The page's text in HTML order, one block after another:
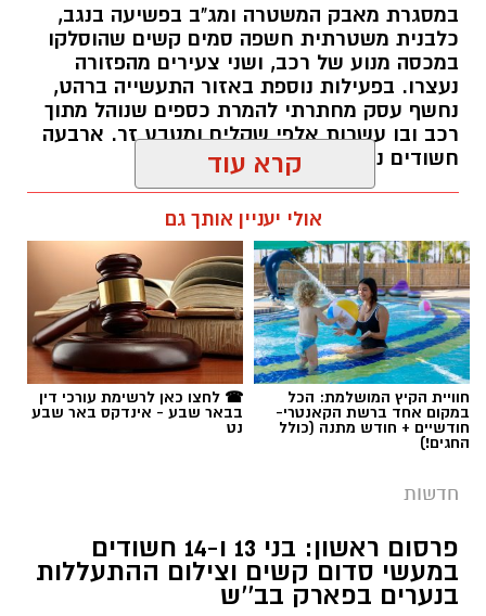
במסגרת מאבק המשטרה ומג"ב בפשיעה בנגב,
כלבנית משטרתית חשפה סמים קשים שהוסלקו
במכסה מנוע של רכב, ושני צעירים מהפזורה
נעצרו. בפעילות נוספת באזור התעשייה ברהט,
נחשף עסק מחתרתי להמרת כספים שנוהל מתוך
רכב ובו עשרות אלפי שקלים ומטבע זר. ארבעה
חשודים נעצרו בסך הכל.
תגים:משטרה
קרא עוד
אולי יעניין אותך גם
חוויית הקיץ המושלמת: הכל
במקום אחד ברשת הקאנטרי-
חודשיים + חודש מתנה (כולל
החגים!)
☎ לחצו כאן לרשימת עורכי דין
בבאר שבע - אינדקס באר שבע
נט
חדשות
פרסום ראשון: בני 13 ו-14 חשודים
במעשי סדום קשים וצילום ההתעללות
בנערים בפארק בב''ש